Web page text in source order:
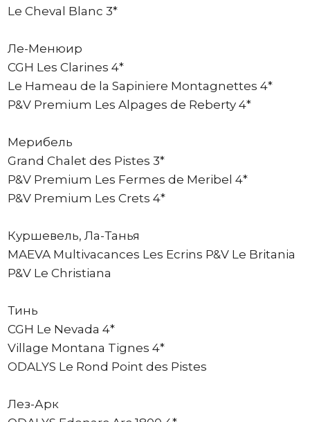
Le Cheval Blanc 3*
Ле-Менюир
CGH Les Clarines 4*
Le Hameau de la Sapiniere Montagnettes 4*
P&V Premium Les Alpages de Reberty 4*
Мерибель
Grand Chalet des Pistes 3*
P&V Premium Les Fermes de Meribel 4*
P&V Premium Les Crets 4*
Куршевель, Ла-Танья
MAEVA Multivacances Les Ecrins P&V Le Britania
P&V Le Christiana
Тинь
CGH Le Nevada 4*
Village Montana Tignes 4*
ODALYS Le Rond Point des Pistes
Лез-Арк